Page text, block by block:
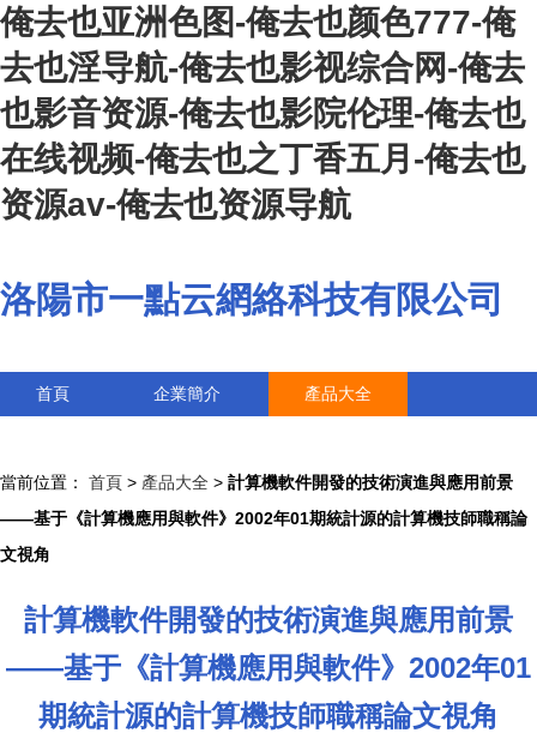
俺去也亚洲色图-俺去也颜色777-俺
去也淫导航-俺去也影视综合网-俺去
也影音资源-俺去也影院伦理-俺去也
在线视频-俺去也之丁香五月-俺去也
资源av-俺去也资源导航
洛陽市一點云網絡科技有限公司
首頁 企業簡介 產品大全
當前位置： 首頁 > 產品大全 > 計算機軟件開發的技術演進與應用前景
——基于《計算機應用與軟件》2002年01期統計源的計算機技師職稱論
文視角
計算機軟件開發的技術演進與應用前景
——基于《計算機應用與軟件》2002年01
期統計源的計算機技師職稱論文視角